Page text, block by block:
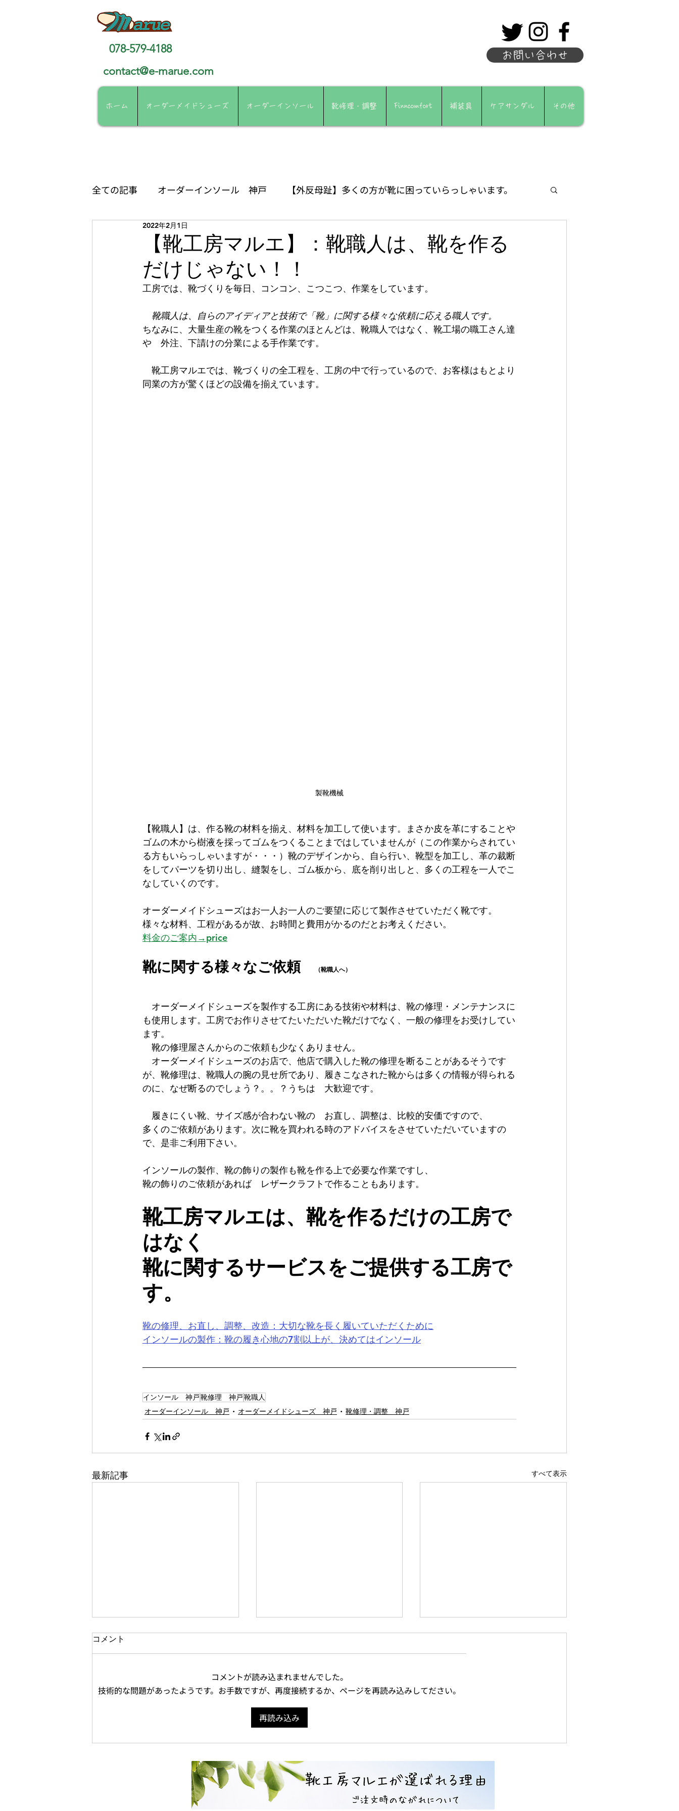
078-579-4188
contact@e-marue.com
お問い合わせ
ホーム オーダーメイドシューズ オーダーインソール 靴修理・調整 Finncomfort 補装具 ケアサンダル その他
全ての記事 オーダーインソール 神戸 【外反母趾】多くの方が靴に困っていらっしゃいます。
脚長差
靴修理・調整 神戸 幅細靴 ケアサンダル
身体に合った靴 目的に合う靴 膝痛 Weekly_News
【靴工房マルエ】：靴職人は、靴を作る
だけじゃない！！
2022年2月1日
工房では、靴づくりを毎日、コンコン、こつこつ、作業をしています。
靴職人は、自らのアイディアと技術で「靴」に関する様々な依頼に応える職人です。
ちなみに、大量生産の靴をつくる作業のほとんどは、靴職人ではなく、靴工場の職工さん達
や　外注、下請けの分業による手作業です。
靴工房マルエでは、靴づくりの全工程を、工房の中で行っているので、お客様はもとより
同業の方が驚くほどの設備を揃えています。
製靴機械
【靴職人】は、作る靴の材料を揃え、材料を加工して使います。まさか皮を革にすることや
ゴムの木から樹液を採ってゴムをつくることまではしていませんが（この作業からされてい
る方もいらっしゃいますが・・・）靴のデザインから、自ら行い、靴型を加工し、革の裁断
をしてパーツを切り出し、縫製をし、ゴム板から、底を削り出しと、多くの工程を一人でこ
なしていくのです。
オーダーメイドシューズはお一人お一人のご要望に応じて製作させていただく靴です。
様々な材料、工程があるが故、お時間と費用がかるのだとお考えください。
料金のご案内→price
靴に関する様々なご依頼 （靴職人へ）
オーダーメイドシューズを製作する工房にある技術や材料は、靴の修理・メンテナンスに
も使用します。工房でお作りさせてたいただいた靴だけでなく、一般の修理をお受けしてい
ます。
靴の修理屋さんからのご依頼も少なくありません。
オーダーメイドシューズのお店で、他店で購入した靴の修理を断ることがあるそうです
が、靴修理は、靴職人の腕の見せ所であり、履きこなされた靴からは多くの情報が得られる
のに、なぜ断るのでしょう？。。？うちは　大歓迎です。
履きにくい靴、サイズ感が合わない靴の　お直し、調整は、比較的安価ですので、
多くのご依頼があります。次に靴を買われる時のアドバイスをさせていただいていますの
で、是非ご利用下さい。
インソールの製作、靴の飾りの製作も靴を作る上で必要な作業ですし、
靴の飾りのご依頼があれば　レザークラフトで作ることもあります。
靴工房マルエは、靴を作るだけの工房で
はなく
靴に関するサービスをご提供する工房で
す。
靴の修理、お直し、調整、改造：大切な靴を長く履いていただくために
インソールの製作：靴の履き心地の7割以上が、決めてはインソール
インソール 神戸靴修理 神戸靴職人
オーダーインソール 神戸
オーダーメイドシューズ 神戸 靴修理・調整 神戸
最新記事 すべて表示
理由｜義肢装具士が解説する
1cm・2cm・3cm…脚長差は
どう補正する？インソール・
靴底加工・オーダー補高靴
「補高ルームシューズ」が必
コメント
コメントが読み込まれませんでした。
技術的な問題があったようです。お手数ですが、再度接続するか、ページを再読み込みしてださい。
再読み込み